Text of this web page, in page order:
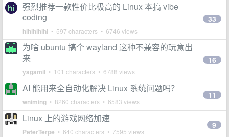
强烈推荐一款性价比极高的 Linux 本搞 vibe
coding
hihihihihi • 597 characters • 6746 views
33
为啥 ubuntu 搞个 wayland 这种不兼容的玩意出
来
yagamil • 101 characters • 6788 views
16
AI 能用来全自动化解决 Linux 系统问题吗？
wniming • 8260 characters • 6583 views
11
Linux 上的游戏网络加速
PeterTerpe • 640 characters • 7595 views
9